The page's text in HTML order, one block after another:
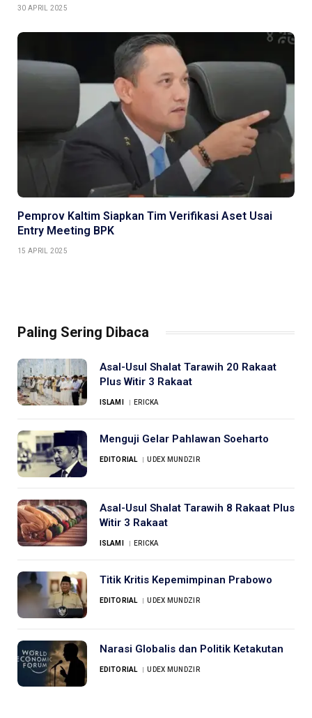
30 APRIL 2025
Pemprov Kaltim Siapkan Tim Verifikasi Aset Usai
Entry Meeting BPK
15 APRIL 2025
Paling Sering Dibaca
Asal-Usul Shalat Tarawih 20 Rakaat
Plus Witir 3 Rakaat
ISLAMI ERICKA
Menguji Gelar Pahlawan Soeharto
EDITORIAL UDEX MUNDZIR
Asal-Usul Shalat Tarawih 8 Rakaat Plus
Witir 3 Rakaat
ISLAMI ERICKA
Titik Kritis Kepemimpinan Prabowo
EDITORIAL UDEX MUNDZIR
Narasi Globalis dan Politik Ketakutan
EDITORIAL UDEX MUNDZIR